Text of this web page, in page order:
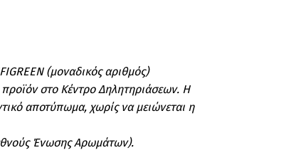
(μοναδικός αριθμός)
προϊόν στο Κέντρο Δηλητηριάσεων. Η
αποτύπωμα, χωρίς να μειώνεται η
Ένωσης Αρωμάτων).